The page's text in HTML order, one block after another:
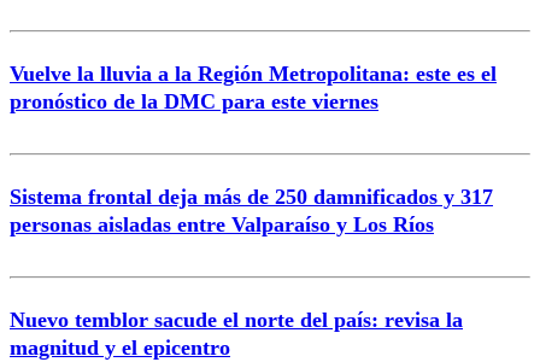
Vuelve la lluvia a la Región Metropolitana: este es el
pronóstico de la DMC para este viernes
Sistema frontal deja más de 250 damnificados y 317
personas aisladas entre Valparaíso y Los Ríos
Nuevo temblor sacude el norte del país: revisa la
magnitud y el epicentro